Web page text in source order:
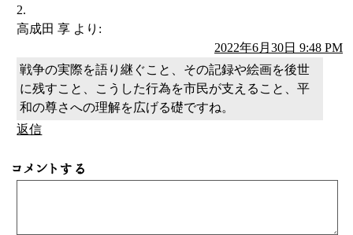
高成田 享 より:
2022年6月30日 9:48 PM
戦争の実際を語り継ぐこと、その記録や絵画を後世
に残すこと、こうした行為を市民が支えること、平
和の尊さへの理解を広げる礎ですね。
返信
コメントする